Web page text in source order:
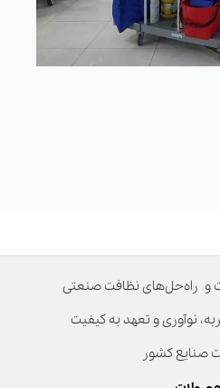
و راه‌حل‌های نظافت صنعتی
نوآوری و تعهد به کیفیت
صنایع کشور